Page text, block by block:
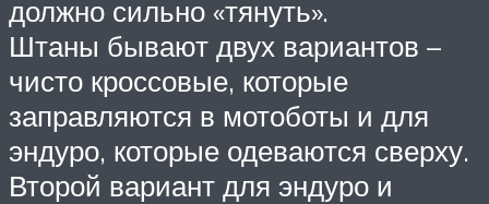
должно сильно «тянуть».
Штаны бывают двух вариантов –
чисто кроссовые, которые
заправляются в мотоботы и для
эндуро, которые одеваются сверху.
Второй вариант для эндуро и